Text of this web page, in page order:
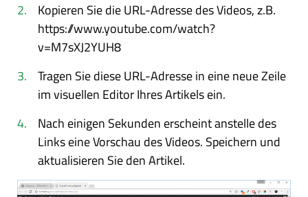
Kopieren Sie die URL-Adresse des Videos, z.B.
https://www.youtube.com/watch?
v=M7sXJ2YUH8
Tragen Sie diese URL-Adresse in eine neue Zeile
im visuellen Editor Ihres Artikels ein.
Nach einigen Sekunden erscheint anstelle des
Links eine Vorschau des Videos. Speichern und
aktualisieren Sie den Artikel.